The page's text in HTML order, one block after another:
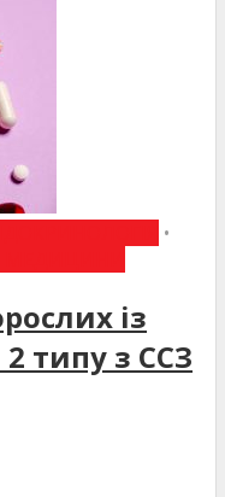
•
із
типу з ССЗ